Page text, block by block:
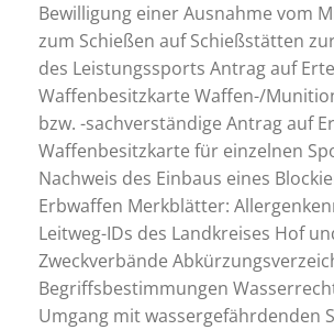
Bewilligung einer Ausnahme vom
zum Schießen auf Schießstätten
des Leistungssports Antrag auf
Waffenbesitzkarte Waffen-/
bzw. -sachverständige Antrag auf
Waffenbesitzkarte für einzelnen
Nachweis des Einbaus eines
Erbwaffen Merkblätter:
Leitweg-IDs des Landkreises Hof
Zweckverbände
Begriffsbestimmungen
Umgang mit wassergefährdenden